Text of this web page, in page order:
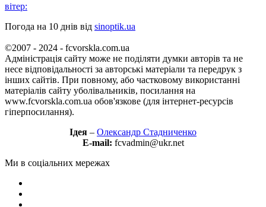
вітер:
Погода на 10 днів від sinoptik.ua
©2007 - 2024 - fcvorskla.com.ua
Адміністрація сайту може не поділяти думки авторів та не
несе відповідальності за авторські матеріали та передрук з
інших сайтів. При повному, або частковому використанні
матеріалів сайту уболівальників, посилання на
www.fcvorskla.com.ua обов'язкове (для інтернет-ресурсів
гіперпосилання).
Ідея – Олександр Стадниченко
E-mail: fcvadmin@ukr.net
Ми в соціальних мережах